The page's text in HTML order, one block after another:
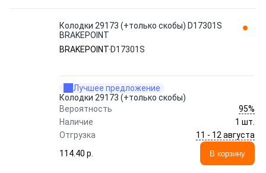
Колодки 29173 (+только скобы) D17301S
BRAKEPOINT
BRAKEPOINT D17301S
Лучшее предложение
Колодки 29173 (+только скобы)
Вероятность
95%
Наличие
1 шт.
Отгрузка
11 - 12 августа
114.40 p.
В корзину